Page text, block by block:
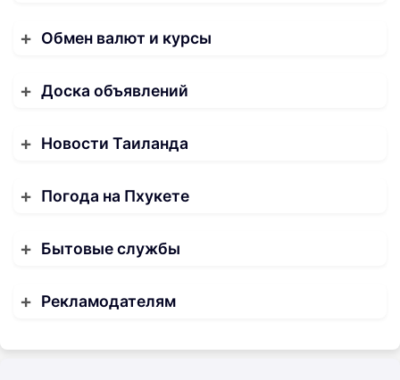
Обмен валют и курсы
Доска объявлений
Новости Таиланда
Погода на Пхукете
Бытовые службы
Рекламодателям